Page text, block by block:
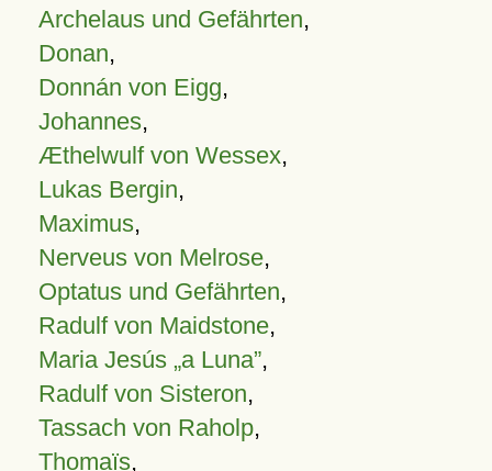
Archelaus und Gefährten,
Donan,
Donnán von Eigg,
Johannes,
Æthelwulf von Wessex,
Lukas Bergin,
Maximus,
Nerveus von Melrose,
Optatus und Gefährten,
Radulf von Maidstone,
Maria Jesús „a Luna”,
Radulf von Sisteron,
Tassach von Raholp,
Thomaïs,